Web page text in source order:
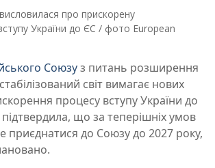
про прискорену
України до ЄС / фото European
Союзуз питань розширення
світ вимагає нових
процесу вступу України до
що за теперішніх умов
приєднатися до Союзу до 2027 року,